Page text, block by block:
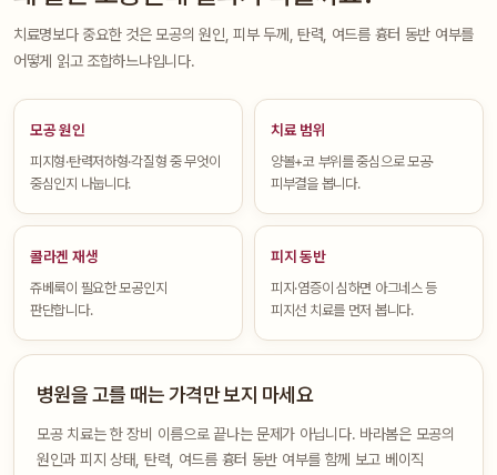
치료명보다 중요한 것은 모공의 원인, 피부 두께, 탄력, 여드름 흉터 동반 여부를
어떻게 읽고 조합하느냐입니다.
모공 원인
피지형·탄력저하형·각질형 중 무엇이
중심인지 나눕니다.
치료 범위
양볼+코 부위를 중심으로 모공·
피부결을 봅니다.
콜라겐 재생
쥬베룩이 필요한 모공인지
판단합니다.
피지 동반
피지·염증이 심하면 아그네스 등
피지선 치료를 먼저 봅니다.
병원을 고를 때는 가격만 보지 마세요
모공 치료는 한 장비 이름으로 끝나는 문제가 아닙니다. 바라봄은 모공의
원인과 피지 상태, 탄력, 여드름 흉터 동반 여부를 함께 보고 베이직